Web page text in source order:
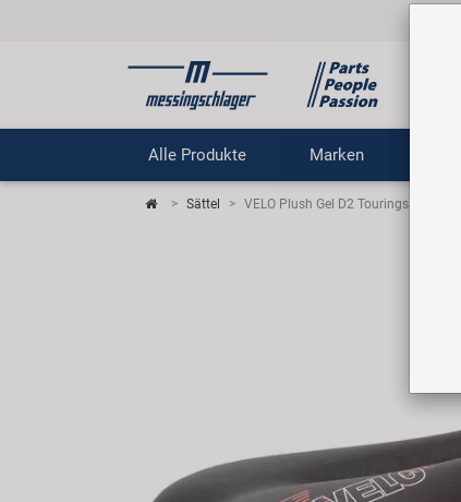
Alle Produkte Marken
Sättel VELO Plush Gel D2 Touringsattel